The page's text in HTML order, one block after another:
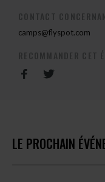
camps@flyspot.com
LE PROCHAIN